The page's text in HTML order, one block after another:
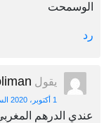
الوسمحت
رد
يقول
1 أكتوبر، 2020 الساعة 1:36 م
عندي الدرهم